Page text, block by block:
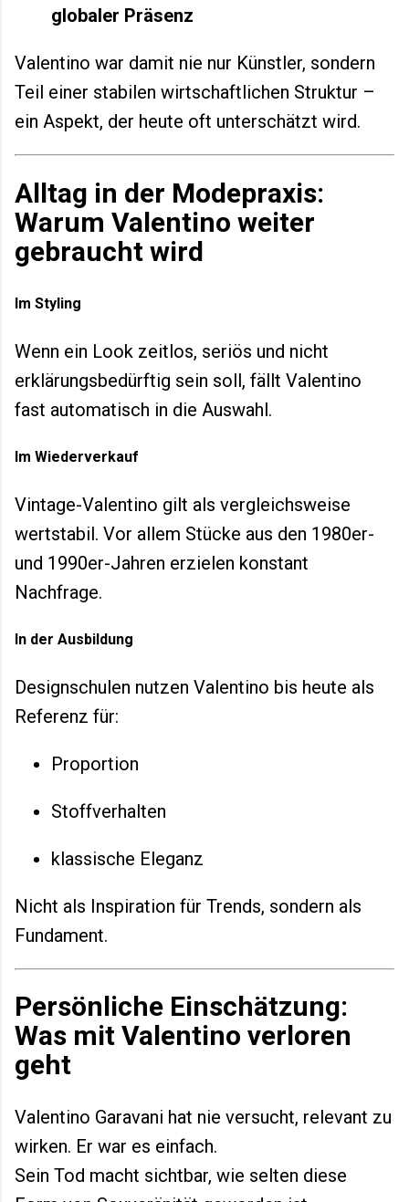
globaler Präsenz
Valentino war damit nie nur Künstler, sondern
Teil einer stabilen wirtschaftlichen Struktur –
ein Aspekt, der heute oft unterschätzt wird.
Alltag in der Modepraxis:
Warum Valentino weiter
gebraucht wird
Im Styling
Wenn ein Look zeitlos, seriös und nicht
erklärungsbedürftig sein soll, fällt Valentino
fast automatisch in die Auswahl.
Im Wiederverkauf
Vintage-Valentino gilt als vergleichsweise
wertstabil. Vor allem Stücke aus den 1980er-
und 1990er-Jahren erzielen konstant
Nachfrage.
In der Ausbildung
Designschulen nutzen Valentino bis heute als
Referenz für:
Proportion
Stoffverhalten
klassische Eleganz
Nicht als Inspiration für Trends, sondern als
Fundament.
Persönliche Einschätzung:
Was mit Valentino verloren
geht
Valentino Garavani hat nie versucht, relevant zu
wirken. Er war es einfach.
Sein Tod macht sichtbar, wie selten diese